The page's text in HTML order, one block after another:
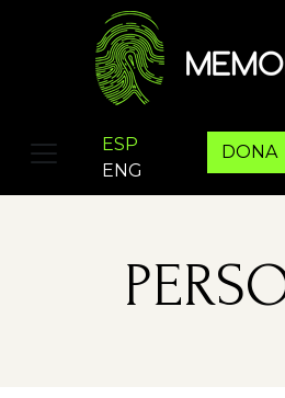
ESP
ENG
DONA